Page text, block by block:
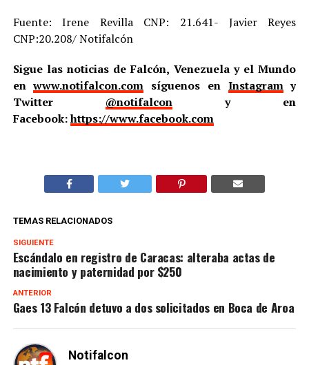
Fuente: Irene Revilla CNP: 21.641- Javier Reyes
CNP:20.208/ Notifalcón
Sigue las noticias de Falcón, Venezuela y el Mundo
enwww.notifalcon.com síguenos en Instagramy
Twitter @notifalcony en
Facebook:https://www.facebook.com
TEMAS RELACIONADOS
SIGUIENTE
Escándalo en registro de Caracas: alteraba actas de
nacimiento y paternidad por $250
ANTERIOR
Gaes 13 Falcón detuvo a dos solicitados en Boca de Aroa
Notifalcon